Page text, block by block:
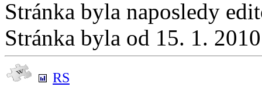
Stránka byla naposledy
Stránka byla od 15. 1.
RS